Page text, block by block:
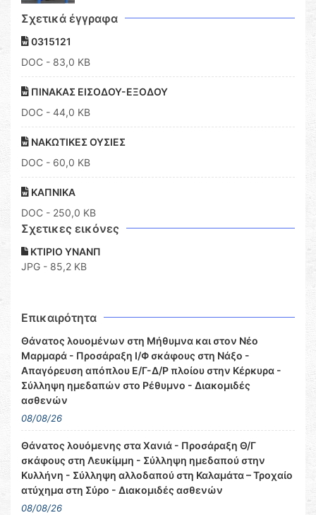
Σχετικά έγγραφα
0315121
DOC - 83,0 KB
ΠΙΝΑΚΑΣ ΕΙΣΟΔΟΥ-ΕΞΟΔΟΥ
DOC - 44,0 KB
ΝΑΚΩΤΙΚΕΣ ΟΥΣΙΕΣ
DOC - 60,0 KB
ΚΑΠΝΙΚΑ
DOC - 250,0 KB
Σχετικες εικόνες
ΚΤΙΡΙΟ ΥΝΑΝΠ
JPG - 85,2 KB
Επικαιρότητα
Θάνατος λουομένων στη Μήθυμνα και στον Νέο
Μαρμαρά - Προσάραξη Ι/Φ σκάφους στη Νάξο -
Απαγόρευση απόπλου Ε/Γ-Δ/Ρ πλοίου στην Κέρκυρα -
Σύλληψη ημεδαπών στο Ρέθυμνο - Διακομιδές
ασθενών
08/08/26
Θάνατος λουόμενης στα Χανιά - Προσάραξη Θ/Γ
σκάφους στη Λευκίμμη - Σύλληψη ημεδαπού στην
Κυλλήνη - Σύλληψη αλλοδαπού στη Καλαμάτα – Τροχαίο
ατύχημα στη Σύρο - Διακομιδές ασθενών
08/08/26